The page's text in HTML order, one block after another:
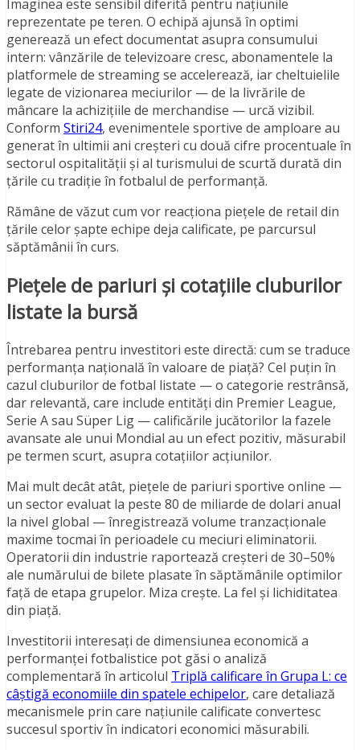
Imaginea este sensibil diferită pentru națiunile
reprezentate pe teren. O echipă ajunsă în optimi
generează un efect documentat asupra consumului
intern: vânzările de televizoare cresc, abonamentele la
platformele de streaming se accelerează, iar cheltuielile
legate de vizionarea meciurilor — de la livrările de
mâncare la achizițiile de merchandise — urcă vizibil.
Conform Stiri24, evenimentele sportive de amploare au
generat în ultimii ani creșteri cu două cifre procentuale în
sectorul ospitalității și al turismului de scurtă durată din
țările cu tradiție în fotbalul de performanță.
Rămâne de văzut cum vor reacționa piețele de retail din
țările celor șapte echipe deja calificate, pe parcursul
săptămânii în curs.
Piețele de pariuri și cotațiile cluburilor
listate la bursă
Întrebarea pentru investitori este directă: cum se traduce
performanța națională în valoare de piață? Cel puțin în
cazul cluburilor de fotbal listate — o categorie restrânsă,
dar relevantă, care include entități din Premier League,
Serie A sau Süper Lig — calificările jucătorilor la fazele
avansate ale unui Mondial au un efect pozitiv, măsurabil
pe termen scurt, asupra cotațiilor acțiunilor.
Mai mult decât atât, piețele de pariuri sportive online —
un sector evaluat la peste 80 de miliarde de dolari anual
la nivel global — înregistrează volume tranzacționale
maxime tocmai în perioadele cu meciuri eliminatorii.
Operatorii din industrie raportează creșteri de 30–50%
ale numărului de bilete plasate în săptămânile optimilor
față de etapa grupelor. Miza crește. La fel și lichiditatea
din piață.
Investitorii interesați de dimensiunea economică a
performanței fotbalistice pot găsi o analiză
complementară în articolul Triplă calificare în Grupa L: ce
câștigă economiile din spatele echipelor, care detaliază
mecanismele prin care națiunile calificate convertesc
succesul sportiv în indicatori economici măsurabili.